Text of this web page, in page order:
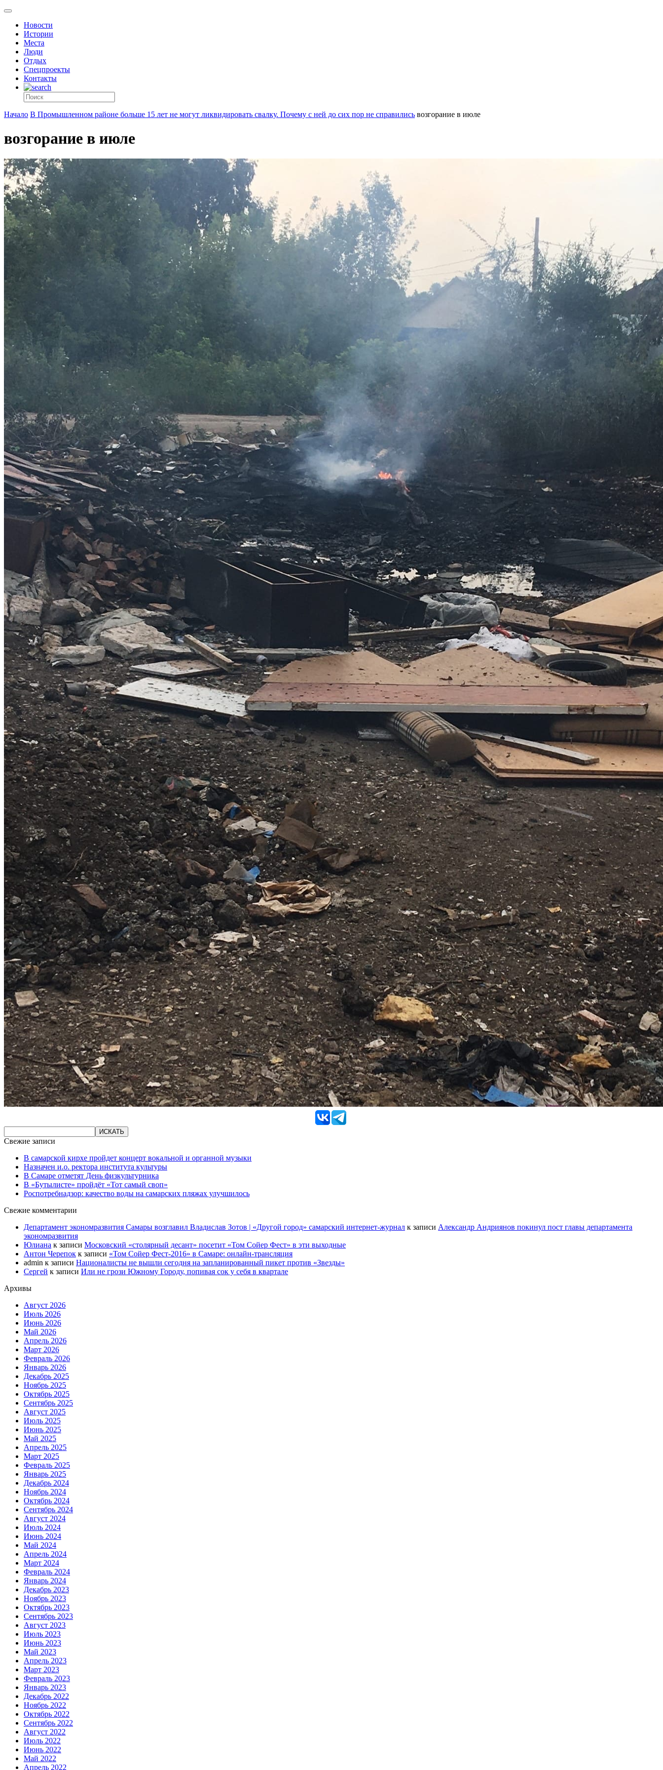
Новости
Истории
Места
Люди
Отдых
Спецпроекты
Контакты
Начало В Промышленном районе больше 15 лет не могут ликвидировать свалку. Почему с ней до сих пор не справились возгорание в июле
возгорание в июле
Свежие записи
В самарской кирхе пройдет концерт вокальной и органной музыки
Назначен и.о. ректора института культуры
В Самаре отметят День физкультурника
В «Бутылисте» пройдёт «Тот самый своп»
Роспотребнадзор: качество воды на самарских пляжах улучшилось
Свежие комментарии
Департамент экономразвития Самары возглавил Владислав Зотов | «Другой город» самарский интернет-журнал к записи Александр Андриянов покинул пост главы департамента
экономразвития
Юлиана к записи Московский «столярный десант» посетит «Том Сойер Фест» в эти выходные
Антон Черепок к записи «Том Сойер Фест-2016» в Самаре: онлайн-трансляция
admin к записи Националисты не вышли сегодня на запланированный пикет против «Звезды»
Сергей к записи Или не грози Южному Городу, попивая сок у себя в квартале
Архивы
Август 2026
Июль 2026
Июнь 2026
Май 2026
Апрель 2026
Март 2026
Февраль 2026
Январь 2026
Декабрь 2025
Ноябрь 2025
Октябрь 2025
Сентябрь 2025
Август 2025
Июль 2025
Июнь 2025
Май 2025
Апрель 2025
Март 2025
Февраль 2025
Январь 2025
Декабрь 2024
Ноябрь 2024
Октябрь 2024
Сентябрь 2024
Август 2024
Июль 2024
Июнь 2024
Май 2024
Апрель 2024
Март 2024
Февраль 2024
Январь 2024
Декабрь 2023
Ноябрь 2023
Октябрь 2023
Сентябрь 2023
Август 2023
Июль 2023
Июнь 2023
Май 2023
Апрель 2023
Март 2023
Февраль 2023
Январь 2023
Декабрь 2022
Ноябрь 2022
Октябрь 2022
Сентябрь 2022
Август 2022
Июль 2022
Июнь 2022
Май 2022
Апрель 2022